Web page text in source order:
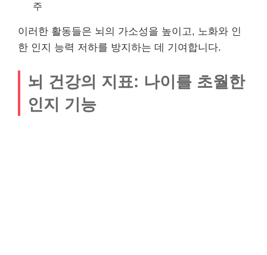
주
이러한 활동들은 뇌의 가소성을 높이고, 노화와 인
한 인지 능력 저하를 방지하는 데 기여합니다.
뇌 건강의 지표: 나이를 초월한
인지 기능